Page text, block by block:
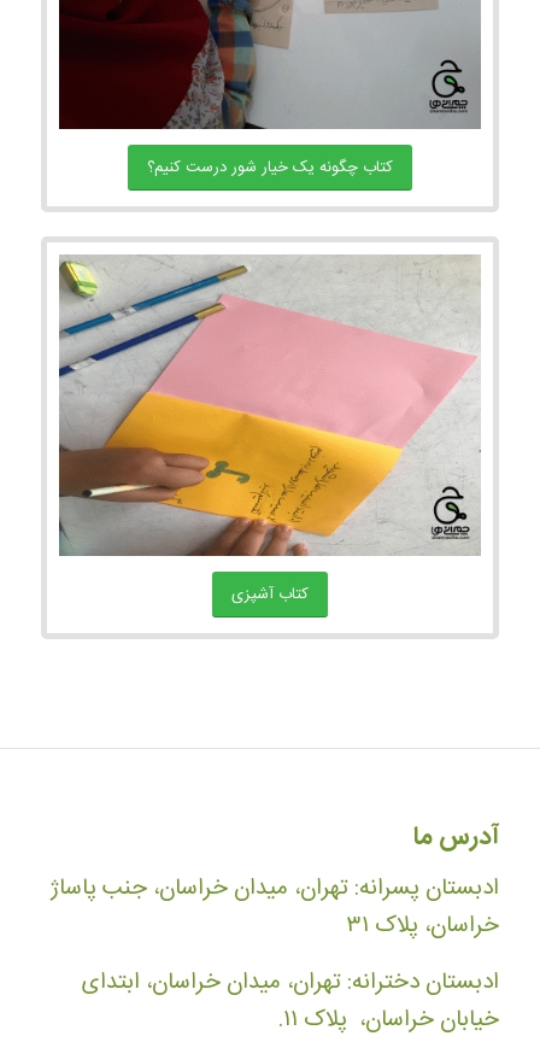
کتاب چگونه یک خیار شور درست کنیم؟
کتاب آشپزی
آدرس ما
ادبستان پسرانه: تهران، میدان خراسان، جنب پاساژ
خراسان، پلاک ۳۱
ادبستان دخترانه: تهران، میدان خراسان، ابتدای
خیابان خراسان، پلاک ۱۱.